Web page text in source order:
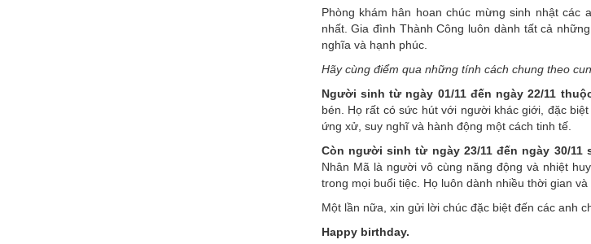
Phòng khám hân hoan chúc mừng sinh nhật
nhất. Gia đình Thành Công luôn dành tất cả
nghĩa và hạnh phúc.
Hãy cùng điểm qua những tính cách chung theo
Người sinh từ ngày 01/11 đến ngày 22/11
bén. Họ rất có sức hút với người khác giới, đặc
ứng xử, suy nghĩ và hành động một cách tinh tế.
Còn người sinh từ ngày 23/11 đến ngày 30/11
Nhân Mã là người vô cùng năng động và nhiệt
trong mọi buổi tiệc. Họ luôn dành nhiều thời gian
Một lần nữa, xin gửi lời chúc đặc biệt đến các anh
Happy birthday.